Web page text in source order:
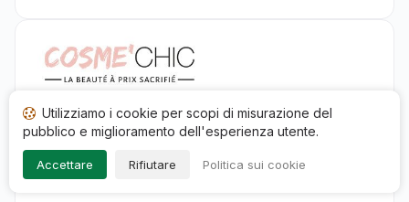
Cosmé'Chic
150 Quater, route du chapeau rouge
59229 Teteghem
0328205008
Utilizziamo i cookie per scopi di misurazione del
pubblico e miglioramento dell'esperienza utente.
Accettare Rifiutare Politica sui cookie